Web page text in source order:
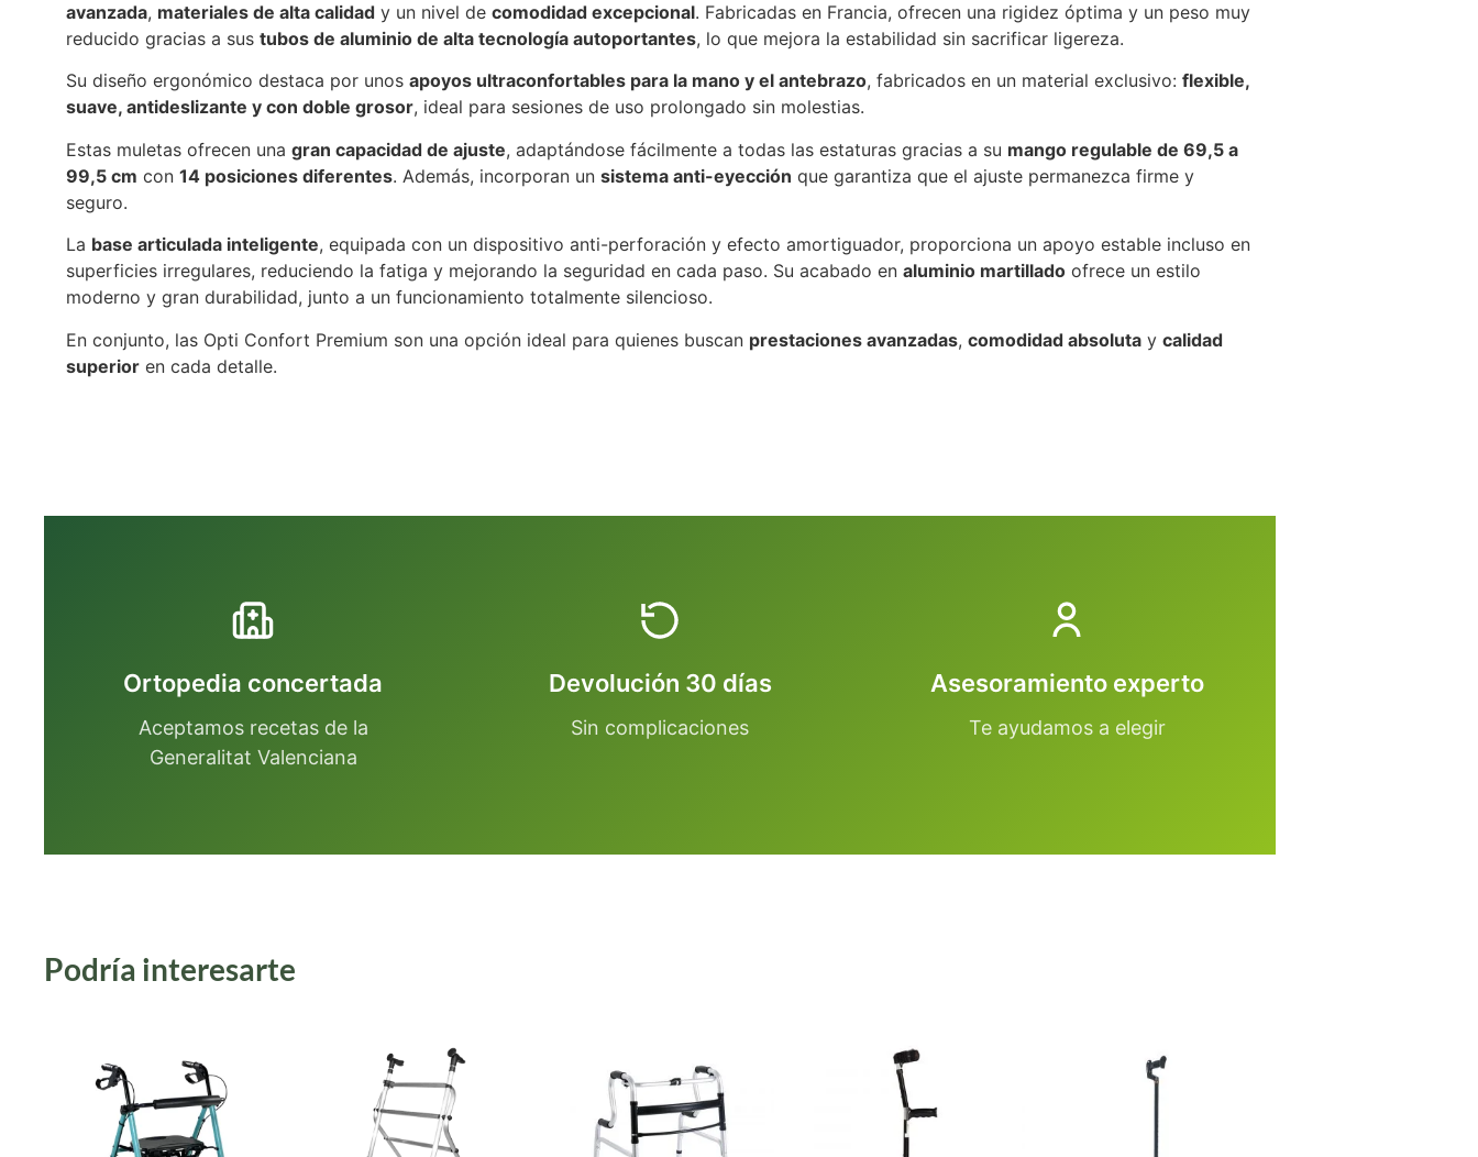
avanzada, materiales de alta calidad y un nivel de comodidad excepcional. Fabricadas en Francia, ofrecen una rigidez óptima y un peso muy
reducido gracias a sus tubos de aluminio de alta tecnología autoportantes, lo que mejora la estabilidad sin sacrificar ligereza.
Su diseño ergonómico destaca por unos apoyos ultraconfortables para la mano y el antebrazo, fabricados en un material exclusivo: flexible,
suave, antideslizante y con doble grosor, ideal para sesiones de uso prolongado sin molestias.
Estas muletas ofrecen una gran capacidad de ajuste, adaptándose fácilmente a todas las estaturas gracias a su mango regulable de 69,5 a
99,5 cm con 14 posiciones diferentes. Además, incorporan un sistema anti-eyección que garantiza que el ajuste permanezca firme y
seguro.
La base articulada inteligente, equipada con un dispositivo anti-perforación y efecto amortiguador, proporciona un apoyo estable incluso en
superficies irregulares, reduciendo la fatiga y mejorando la seguridad en cada paso. Su acabado en aluminio martillado ofrece un estilo
moderno y gran durabilidad, junto a un funcionamiento totalmente silencioso.
En conjunto, las Opti Confort Premium son una opción ideal para quienes buscan prestaciones avanzadas, comodidad absoluta y calidad
superior en cada detalle.
Ortopedia concertada
Aceptamos recetas de la
Generalitat Valenciana
Devolución 30 días
Sin complicaciones
Asesoramiento experto
Te ayudamos a elegir
Podría interesarte